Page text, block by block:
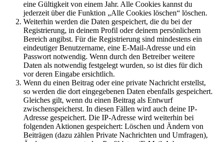
eine Gültigkeit von einem Jahr. Alle Cookies kannst du
jederzeit über die Funktion „Alle Cookies löschen“ löschen.
Weiterhin werden die Daten gespeichert, die du bei der
Registrierung, in deinem Profil oder deinem persönlichem
Bereich angibst. Für die Registrierung sind mindestens ein
eindeutiger Benutzername, eine E-Mail-Adresse und ein
Passwort notwendig. Wenn durch den Betreiber weitere
Daten als notwendig festgelegt wurden, so ist dies für dich
vor deren Eingabe ersichtlich.
Wenn du einen Beitrag oder eine private Nachricht erstellst,
so werden die dort eingegebenen Daten ebenfalls gespeichert.
Gleiches gilt, wenn du einen Beitrag als Entwurf
zwischenspeicherst. In diesen Fällen wird auch deine IP-
Adresse gespeichert. Die IP-Adresse wird weiterhin bei
folgenden Aktionen gespeichert: Löschen und Ändern von
Beiträgen (dazu zählen Private Nachrichten und Umfragen),